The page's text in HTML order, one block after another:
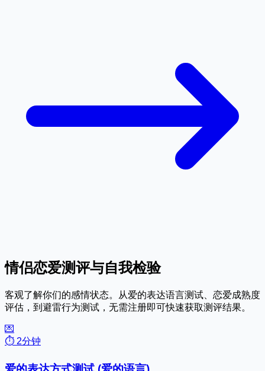
情侣恋爱测评与自我检验
客观了解你们的感情状态。从爱的表达语言测试、恋爱成熟度
评估，到避雷行为测试，无需注册即可快速获取测评结果。
💌
⏱️ 2分钟